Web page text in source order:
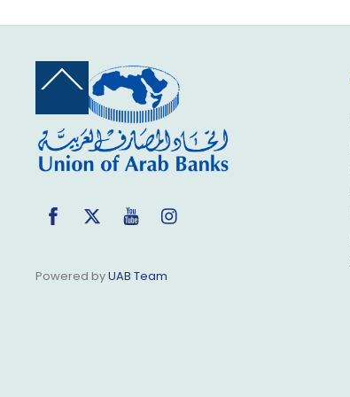
Back
Top
Facebook
Twitter YouTube
Powered byUAB Team